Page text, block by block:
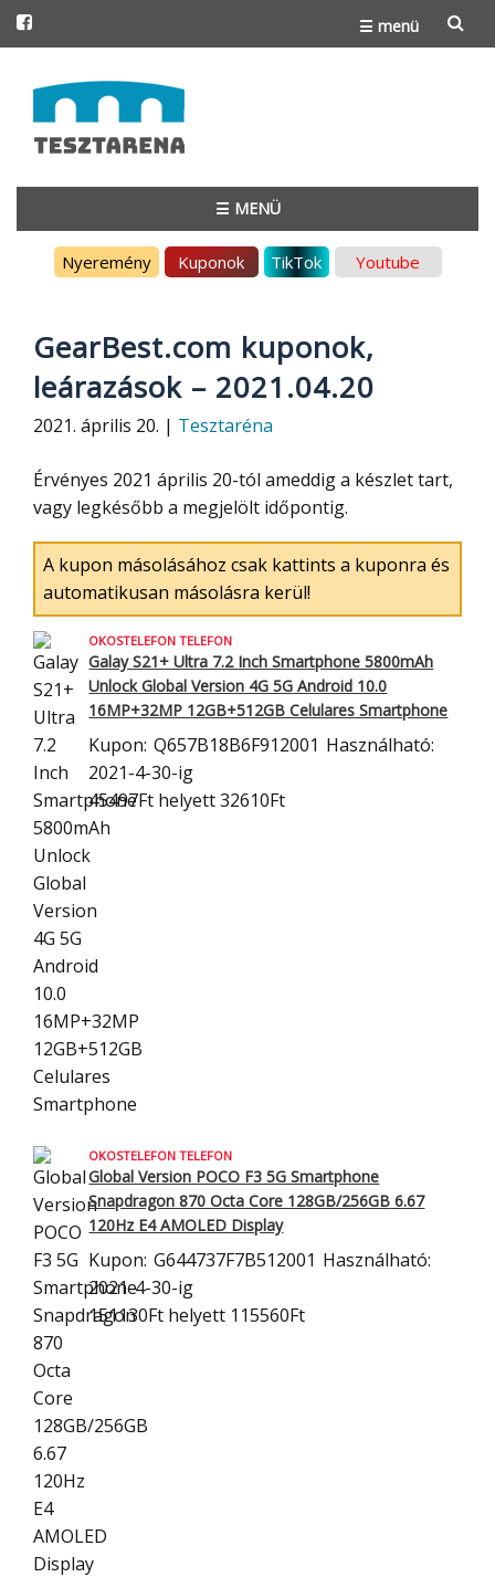
☰ menü
to
content
☰ MENÜ
Nyeremény Kuponok TikTok Youtube
GearBest.com kuponok,
leárazások – 2021.04.20
2021. április 20. | Tesztaréna
Érvényes 2021 április 20-tól ameddig a készlet tart,
vagy legkésőbb a megjelölt időpontig.
A kupon másolásához csak kattints a kuponra és
automatikusan másolásra kerül!
OKOSTELEFON TELEFON
Galay S21+ Ultra 7.2 Inch Smartphone 5800mAh
Unlock Global Version 4G 5G Android 10.0
16MP+32MP 12GB+512GB Celulares Smartphone
Kupon: Q657B18B6F912001 Használható:
2021-4-30-ig
45497Ft helyett 32610Ft
OKOSTELEFON TELEFON
Global Version POCO F3 5G Smartphone
Snapdragon 870 Octa Core 128GB/256GB 6.67
120Hz E4 AMOLED Display
Kupon: G644737F7B512001 Használható:
2021-4-30-ig
151130Ft helyett 115560Ft